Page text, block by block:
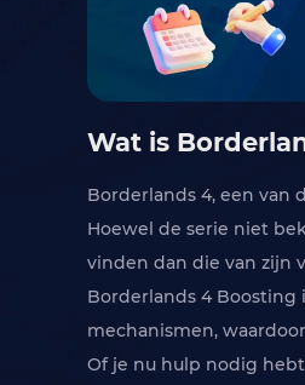
Wat is
Borderlands 4, een van
Hoewel de serie niet
vinden dan die van zijn
Borderlands 4 Boosting
mechanismen,
Of je nu hulp nodig